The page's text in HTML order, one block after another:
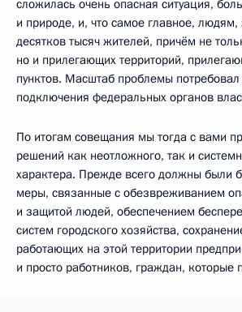
сложилась очень опасная ситуация,
и природе, и, что самое главное,
десятков тысяч жителей, причём не
но и прилегающих территорий,
пунктов. Масштаб проблемы потребовал
подключения федеральных органов
По итогам совещания мы тогда с вами
решений как неотложного, так и
характера. Прежде всего должны были
меры, связанные с обезвреживанием
и защитой людей, обеспечением
систем городского хозяйства,
работающих на этой территории
и просто работников, граждан, которые